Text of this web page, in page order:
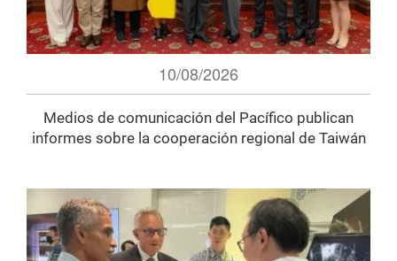
10/08/2026
Medios de comunicación del Pacífico publican
informes sobre la cooperación regional de Taiwán